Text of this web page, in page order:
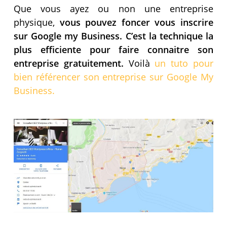
Que vous ayez ou non une entreprise
physique, vous pouvez foncer vous inscrire
sur Google my Business. C’est la technique la
plus efficiente pour faire connaitre son
entreprise gratuitement. Voilà un tuto pour
bien référencer son entreprise sur Google My
Business.